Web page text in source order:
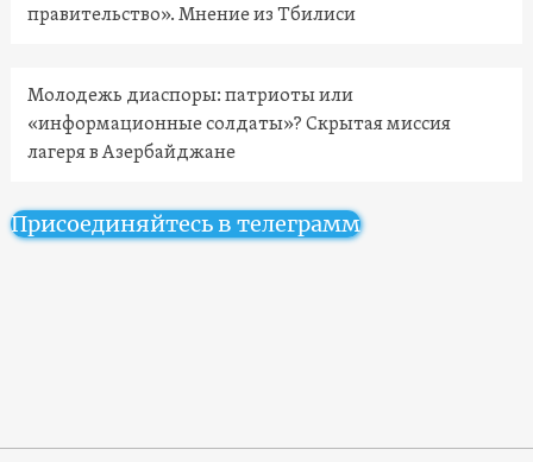
правительство». Мнение из Тбилиси
Молодежь диаспоры: патриоты или
«информационные солдаты»? Скрытая миссия
лагеря в Азербайджане
Присоединяйтесь в телеграмм